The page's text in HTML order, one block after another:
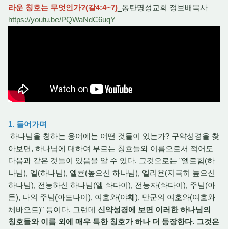
라운 칭호는 무엇인가?(갈4:4~7) _동탄명성교회 정보배목사
https://youtu.be/PQWaNdC6uqY
1. 들어가며
하나님을 칭하는 용어에는 어떤 것들이 있는가? 구약성경을 찾
아보면, 하나님에 대하여 부르는 칭호들와 이름으로서 적어도
다음과 같은 것들이 있음을 알 수 있다. 그것으로는 "엘로힘(하
나님), 엘(하나님), 엘룐(높으신 하나님), 엘리욘(지극히 높으신
하나님), 전능하신 하나님(엘 솨다이), 전능자(솨다이), 주님(아
돈), 나의 주님(아도나이), 여호와(야훼), 만군의 여호와(여호와
체바오트)" 등이다. 그런데 신약성경에 보면 이러한 하나님의
칭호들와 이름 외에 매우 특한 칭호가 하나 더 등장한다. 그것은